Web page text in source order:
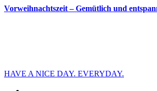
Vorweihnachtszeit – Gemütlich und
HAVE A NICE DAY. EVERYDAY.